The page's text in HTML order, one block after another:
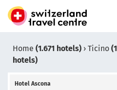
Home (1.671 hotels) › Ticino
hotels)
Hotel Ascona